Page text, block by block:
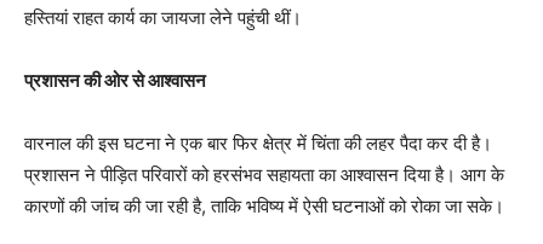
हस्तियां राहत कार्य का जायजा लेने पहुंची थीं।
प्रशासन की ओर से आश्वासन
वारनाल की इस घटना ने एक बार फिर क्षेत्र में चिंता की लहर पैदा कर दी है।
प्रशासन ने पीड़ित परिवारों को हरसंभव सहायता का आश्वासन दिया है। आग के
कारणों की जांच की जा रही है, ताकि भविष्य में ऐसी घटनाओं को रोका जा सके।